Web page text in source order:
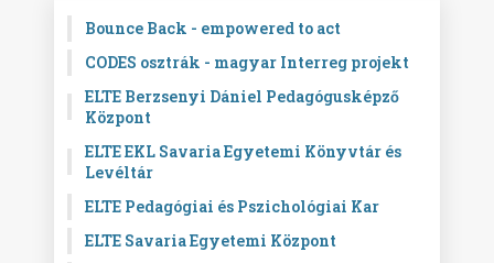
Bounce Back - empowered to act
CODES osztrák - magyar Interreg projekt
ELTE Berzsenyi Dániel Pedagógusképző
Központ
ELTE EKL Savaria Egyetemi Könyvtár és
Levéltár
ELTE Pedagógiai és Pszichológiai Kar
ELTE Savaria Egyetemi Központ